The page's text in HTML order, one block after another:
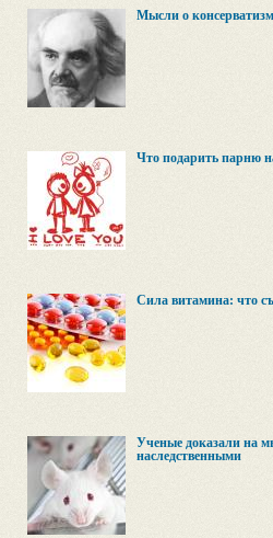
Мысли о
Что подарить парню
Сила витамина: что
Ученые доказали на
наследственными